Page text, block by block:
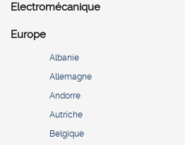
Electromécanique
Europe
Albanie
Allemagne
Andorre
Autriche
Belgique